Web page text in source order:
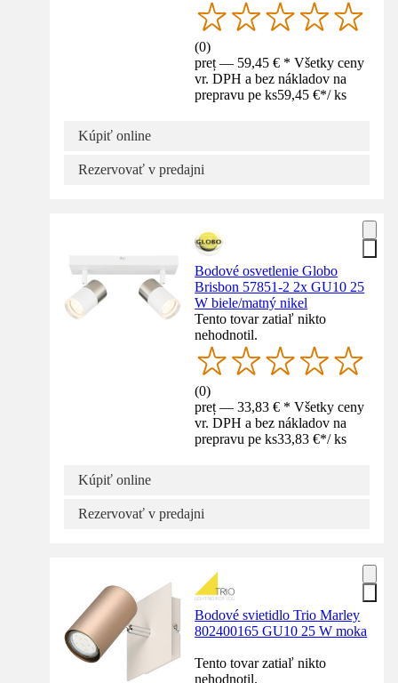
(0)
preț — 59,45 € * Všetky ceny
vr. DPH a bez nákladov na
prepravu pe ks59,45 €*/ ks
Kúpiť online
Rezervovať v predajni
Bodové osvetlenie Globo
Brisbon 57851-2 2x GU10 25
W biele/matný nikel
Tento tovar zatiaľ nikto
nehodnotil.
(0)
preț — 33,83 € * Všetky ceny
vr. DPH a bez nákladov na
prepravu pe ks33,83 €*/ ks
Kúpiť online
Rezervovať v predajni
Bodové svietidlo Trio Marley
802400165 GU10 25 W moka
Tento tovar zatiaľ nikto
nehodnotil.